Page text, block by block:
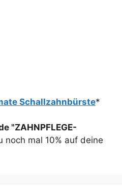
Schallzahnbürste*
"ZAHNPFLEGE-
noch mal 10% auf deine